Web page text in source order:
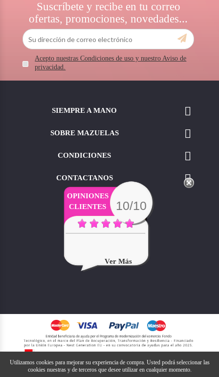
Suscríbete y recibe en tu correo
ofertas, promociones, novedades...
Acepto nuestras Condiciones de uso y nuestro Aviso de
privacidad.
SIEMPRE A MANO 
SOBRE MAZUELAS 
CONDICIONES 
CONTACTANOS 
OPINIONES
CLIENTES
10/10
Ver Más
Utilizamos cookies para mejorar su experiencia de compra. Usted podrá seleccionar las
cookies nuestras y de terceros que desee utilizar en cualquier momento.